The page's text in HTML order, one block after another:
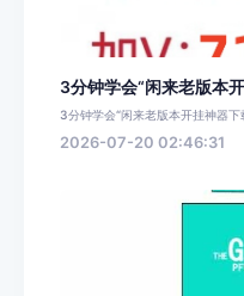
3分钟学会“闲来老版本
3分钟学会“闲来老版本开挂神器
2026-07-20 02:46:31